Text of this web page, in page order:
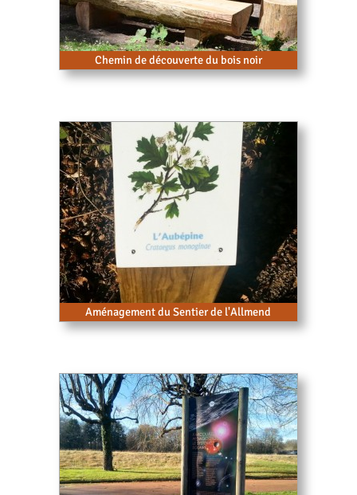
Chemin de découverte du bois noir
Aménagement du Sentier de l'Allmend